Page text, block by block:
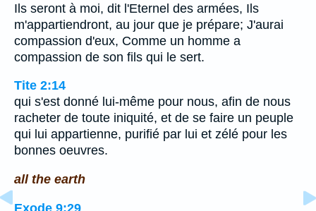
Ils seront à moi, dit l'Eternel des armées, Ils
m'appartiendront, au jour que je prépare; J'aurai
compassion d'eux, Comme un homme a
compassion de son fils qui le sert.
Tite 2:14
qui s'est donné lui-même pour nous, afin de nous
racheter de toute iniquité, et de se faire un peuple
qui lui appartienne, purifié par lui et zélé pour les
bonnes oeuvres.
all the earth
Exode 9:29